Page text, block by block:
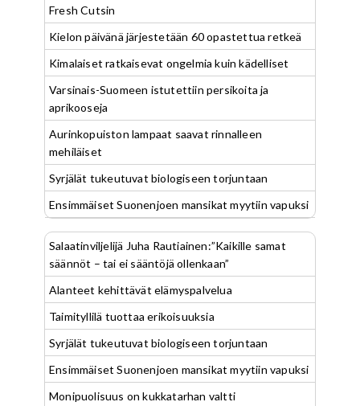
Fresh Cutsin
Kielon päivänä järjestetään 60 opastettua retkeä
Kimalaiset ratkaisevat ongelmia kuin kädelliset
Varsinais-Suomeen istutettiin persikoita ja
aprikooseja
Aurinkopuiston lampaat saavat rinnalleen
mehiläiset
Syrjälät tukeutuvat biologiseen torjuntaan
Ensimmäiset Suonenjoen mansikat myytiin vapuksi
Salaatinviljelijä Juha Rautiainen:”Kaikille samat
säännöt – tai ei sääntöjä ollenkaan”
Alanteet kehittävät elämyspalvelua
Taimityllilä tuottaa erikoisuuksia
Syrjälät tukeutuvat biologiseen torjuntaan
Ensimmäiset Suonenjoen mansikat myytiin vapuksi
Monipuolisuus on kukkatarhan valtti